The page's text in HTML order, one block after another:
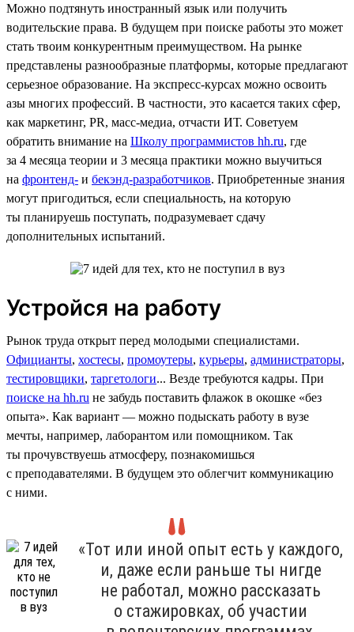
Можно подтянуть иностранный язык или получить
водительские права. В будущем при поиске работы это может
стать твоим конкурентным преимуществом. На рынке
представлены разнообразные платформы, которые предлагают
серьезное образование. На экспресс-курсах можно освоить
азы многих профессий. В частности, это касается таких сфер,
как маркетинг, PR, масс-медиа, отчасти ИТ. Советуем
обратить внимание на Школу программистов hh.ru, где
за 4 месяца теории и 3 месяца практики можно выучиться
на фронтенд- и бекэнд-разработчиков. Приобретенные знания
могут пригодиться, если специальность, на которую
ты планируешь поступать, подразумевает сдачу
дополнительных испытаний.
Устройся на работу
Рынок труда открыт перед молодыми специалистами.
Официанты, хостесы, промоутеры, курьеры, администраторы,
тестировщики, таргетологи... Везде требуются кадры. При
поиске на hh.ru не забудь поставить флажок в окошке «без
опыта». Как вариант — можно подыскать работу в вузе
мечты, например, лаборантом или помощником. Так
ты прочувствуешь атмосферу, познакомишься
с преподавателями. В будущем это облегчит коммуникацию
с ними.
«Тот или иной опыт есть у каждого,
и, даже если раньше ты нигде
не работал, можно рассказать
о стажировках, об участии